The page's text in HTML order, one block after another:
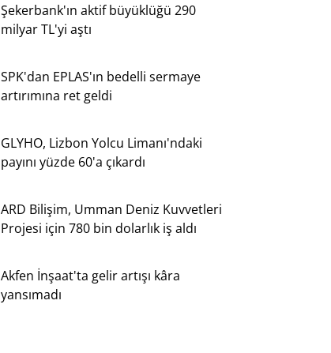
Şekerbank'ın aktif büyüklüğü 290
milyar TL'yi aştı
SPK'dan EPLAS'ın bedelli sermaye
artırımına ret geldi
GLYHO, Lizbon Yolcu Limanı'ndaki
payını yüzde 60'a çıkardı
ARD Bilişim, Umman Deniz Kuvvetleri
Projesi için 780 bin dolarlık iş aldı
Akfen İnşaat'ta gelir artışı kâra
yansımadı